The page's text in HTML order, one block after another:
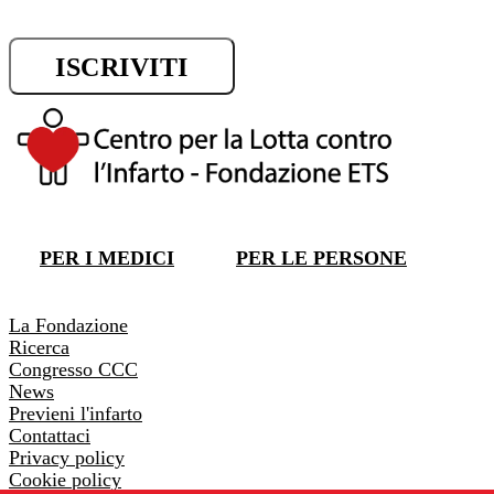
ISCRIVITI
PER I MEDICI PER LE PERSONE
La Fondazione
Ricerca
Congresso CCC
News
Previeni l'infarto
Contattaci
Privacy policy
Cookie policy